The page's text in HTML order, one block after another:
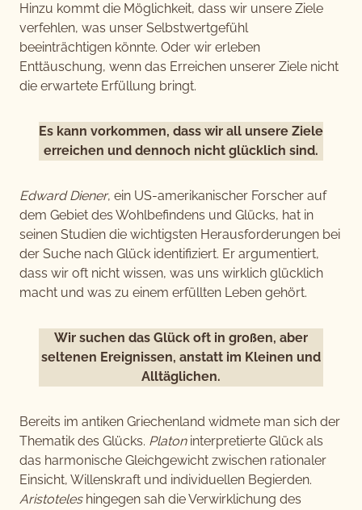
Hinzu kommt die Möglichkeit, dass wir unsere Ziele
verfehlen, was unser Selbstwertgefühl
beeinträchtigen könnte. Oder wir erleben
Enttäuschung, wenn das Erreichen unserer Ziele nicht
die erwartete Erfüllung bringt.
Es kann vorkommen, dass wir all unsere Ziele
erreichen und dennoch nicht glücklich sind.
Edward Diener, ein US-amerikanischer Forscher auf
dem Gebiet des Wohlbefindens und Glücks, hat in
seinen Studien die wichtigsten Herausforderungen bei
der Suche nach Glück identifiziert. Er argumentiert,
dass wir oft nicht wissen, was uns wirklich glücklich
macht und was zu einem erfüllten Leben gehört.
Wir suchen das Glück oft in großen, aber
seltenen Ereignissen, anstatt im Kleinen und
Alltäglichen.
Bereits im antiken Griechenland widmete man sich der
Thematik des Glücks. Platoninterpretierte Glück als
das harmonische Gleichgewicht zwischen rationaler
Einsicht, Willenskraft und individuellen Begierden.
Aristoteleshingegen sah die Verwirklichung des